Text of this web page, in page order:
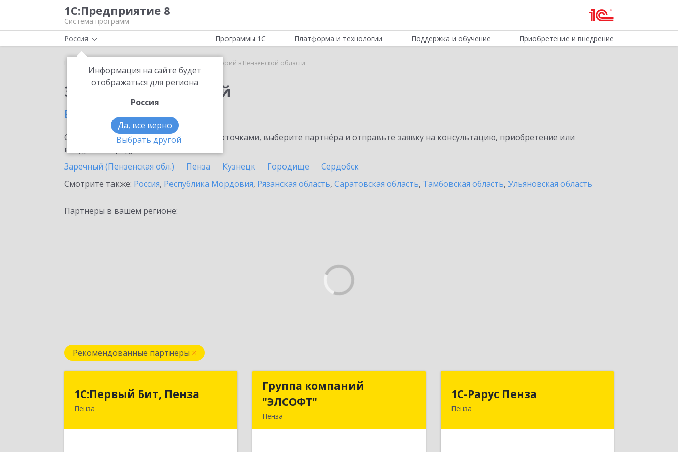
1С:Предприятие 8
Система программ
Россия
Информация на сайте будет
отображаться для региона
Россия
Да, все верно
Выбрать другой
Программы 1С Платформа и технологии Поддержка и обучение Приобретение и внедрение
Главная 1С:Лекторий в Пензенской области
Заказать 1С:Лекторий
в Пензенской области
Ознакомьтесь с информационными карточками, выберите партнёра и отправьте заявку на консультацию, приобретение или
внедрение продукта.
Заречный (Пензенская обл.)
Пенза Кузнецк Городище
Сердобск
Смотрите также: Россия, Республика Мордовия, Рязанская область, Саратовская область, Тамбовская область, Ульяновская область
Партнеры в вашем регионе:
Рекомендованные партнеры
1С:Первый Бит, Пенза
Пенза
1С:Первый Бит, Пенза
Группа компаний
"ЭЛСОФТ"
Пенза
Группа компаний
1С-Рарус Пенза
Пенза